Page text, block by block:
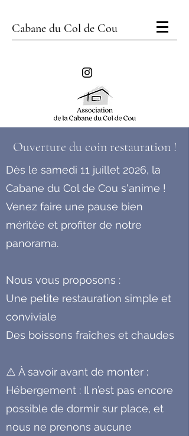
Cabane du Col de Cou
Ouverture du coin restauration !
Dès le samedi 11 juillet 2026, la
Cabane du Col de Cou s'anime !
Venez faire une pause bien
méritée et profiter de notre
panorama.
Nous vous proposons :
Une petite restauration simple et
conviviale
Des boissons fraîches et chaudes
⚠️ À savoir avant de monter :
Hébergement : Il n’est pas encore
possible de dormir sur place, et
nous ne prenons aucune